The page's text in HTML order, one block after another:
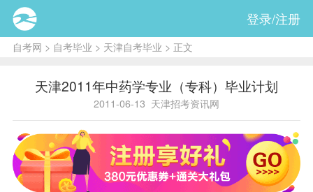
登录/注册
自考网 > 自考毕业 > 天津自考毕业 > 正文
天津2011年中药学专业（专科）毕业计划
2011-06-13 天津招考资讯网